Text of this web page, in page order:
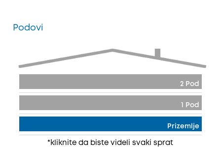
Podovi
2 Pod
1 Pod
Prizemlje
*kliknite da biste videli svaki sprat